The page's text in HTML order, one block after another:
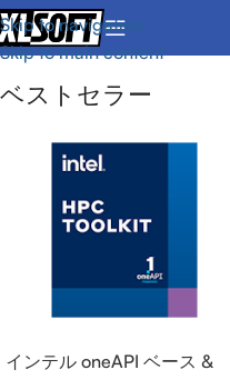
Skip to navigation
Skip to main content
ベストセラー
インテル oneAPI ベース &